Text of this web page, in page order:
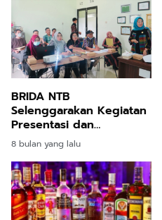
BRIDA NTB
Selenggarakan Kegiatan
Presentasi dan
Pendalaman Subtansi
Inovasi ASN Lingkup
Pemprov NTB
8 bulan yang lalu